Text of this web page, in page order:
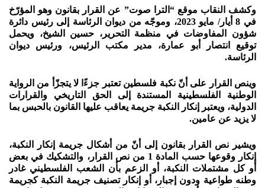
وكشف النقاب موقع “الترا صوت” عن القرار بقانون وهو المؤرّخ
في 8 أيار/ مايو 2023، وموجّه من ديوان الرئاسة إلى رئيس دائرة
شؤون المفاوضات في منظمة التحرير، حسين الشيخ، ويحمل
توقيع انتصار أبو عمارة، مدير مكتب الرئيس، ورئيس ديوان
الرئاسة.
وينص القرار على أنّ نكبة فلسطين تعتبر جزءًا لا يتجزّأ من الرواية
الوطنية الفلسطينية المستندة إلى الحق التاريخي والقرارات
الدولية، ويعتبر إنكار النكبة جريمة يعاقب عليها القانون بالحبس بما
لا يزيد عن عامين.
ويشير نص القرار بقانون إلى أنّ من أشكال جريمة إنكار النكبة،
إنكار وقوعها حسب المادة 1 من نص القرار، والتشكيك في بعض
أو كل مشتملات النكبة، أو الزعم بأن الشعب الفلسطيني غادر
وطنه طواعية ودون إجبار، أو إنكار تصنيف جريمة النكبة كجريمة